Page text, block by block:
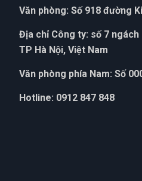
Văn phòng: Số 918 đường
Địa chỉ Công ty: số 7
TP Hà Nội, Việt Nam
Văn phòng phía Nam: Số
Hotline: 0912 847 848